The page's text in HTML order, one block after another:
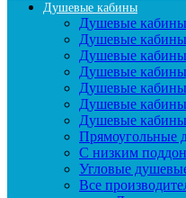
Душевые кабины
Душевые
Душевые
Душевые
Душевые
Душевые
Душевые
Душевые
Прямоугольные
С низким
Угловые
Все